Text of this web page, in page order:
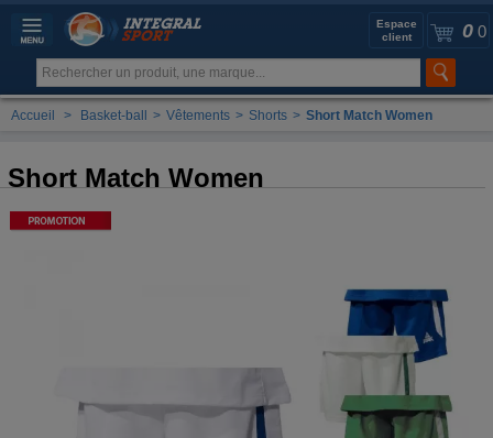
0 0
Espace
client
Accueil > Basket-ball > Vêtements > Shorts > Short Match Women
Short Match Women